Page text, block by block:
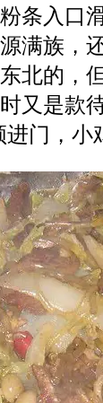
条入口
满族，
北的，
又是款
门，小